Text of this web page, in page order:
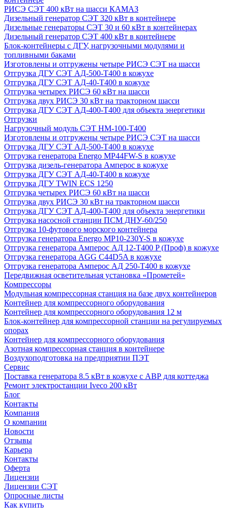
РИСЭ СЭТ 400 кВт на шасси КАМАЗ
Дизельный генератор СЭТ 320 кВт в контейнере
Дизельные генераторы СЭТ 30 и 60 кВт в контейнерах
Дизельный генератор СЭТ 400 кВт в контейнере
Блок-контейнеры с ДГУ, нагрузочными модулями и
топливными баками
Изготовлены и отгружены четыре РИСЭ СЭТ на шасси
Отгрузка ДГУ СЭТ АД-500-Т400 в кожухе
Отгрузка ДГУ СЭТ АД-40-Т400 в кожухе
Отгрузка четырех РИСЭ 60 кВт на шасси
Отгрузка двух РИСЭ 30 кВт на тракторном шасси
Отгрузка ДГУ СЭТ АД-400-Т400 для объекта энергетики
Отгрузки
Нагрузочный модуль СЭТ НМ-100-Т400
Изготовлены и отгружены четыре РИСЭ СЭТ на шасси
Отгрузка ДГУ СЭТ АД-500-Т400 в кожухе
Отгрузка генератора Energo MP44FW-S в кожухе
Отгрузка дизель-генератора Амперос в кожухе
Отгрузка ДГУ СЭТ АД-40-Т400 в кожухе
Отгрузка ДГУ TWIN ECS 1250
Отгрузка четырех РИСЭ 60 кВт на шасси
Отгрузка двух РИСЭ 30 кВт на тракторном шасси
Отгрузка ДГУ СЭТ АД-400-Т400 для объекта энергетики
Отгрузка насосной станции ПСМ ДНУ-60/250
Отгрузка 10-футового морского контейнера
Отгрузка генератора Energo MP10-230Y-S в кожухе
Отгрузка генератора Амперос АД 12-Т400 P (Проф) в кожухе
Отгрузка генератора AGG C44D5A в кожухе
Отгрузка генератора Амперос АД 250-Т400 в кожухе
Передвижная осветительная установка «Прометей»
Компрессоры
Модульная компрессорная станция на базе двух контейнеров
Контейнер для компрессорного оборудования
Контейнер для компрессорного оборудования 12 м
Блок-контейнер для компрессорной станции на регулируемых
опорах
Контейнер для компрессорного оборудования
Азотная компрессорная станция в контейнере
Воздухоподготовка на предприятии ПЭТ
Сервис
Поставка генератора 8.5 кВт в кожухе с АВР для коттеджа
Ремонт электростанции Iveco 200 кВт
Блог
Контакты
Компания
О компании
Новости
Отзывы
Карьера
Контакты
Оферта
Лицензии
Лицензии СЭТ
Опросные листы
Как купить